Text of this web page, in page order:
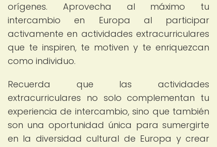
orígenes. Aprovecha al máximo tu
intercambio en Europa al participar
activamente en actividades extracurriculares
que te inspiren, te motiven y te enriquezcan
como individuo.
Recuerda que las actividades
extracurriculares no solo complementan tu
experiencia de intercambio, sino que también
son una oportunidad única para sumergirte
en la diversidad cultural de Europa y crear